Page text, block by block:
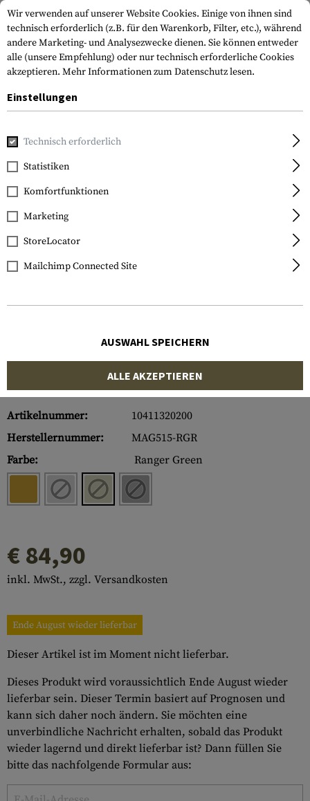
Home Tactical Gear MS3
Magpul
MS3 Single QD Gen 2
Sling
Artikelnummer:
10411320200
Herstellernummer:
MAG515-RGR
Farbe:
Ranger Green
€ 84,90
inkl. MwSt., zzgl. Versandkosten
Ende August wieder lieferbar
Dieser Artikel ist im Moment nicht lieferbar.
Dieses Produkt wird voraussichtlich Ende August wieder
lieferbar sein. Dieser Termin basiert auf Prognosen und
kann sich daher noch ändern. Sie möchten eine
unverbindliche Nachricht erhalten, sobald das Produkt
wieder lagernd und direkt lieferbar ist? Dann füllen Sie
bitte das nachfolgende Formular aus:
Wir verwenden auf unserer Website Cookies. Einige von ihnen sind
technisch erforderlich (z.B. für den Warenkorb, Filter, etc.), während
andere Marketing- und Analysezwecke dienen. Sie können entweder
alle (unsere Empfehlung) oder nur technisch erforderliche Cookies
akzeptieren. Mehr Informationen zum Datenschutz lesen.
Einstellungen
Technisch erforderlich
Statistiken
Komfortfunktionen
Marketing
StoreLocator
Mailchimp Connected Site
AUSWAHL SPEICHERN
ALLE AKZEPTIEREN